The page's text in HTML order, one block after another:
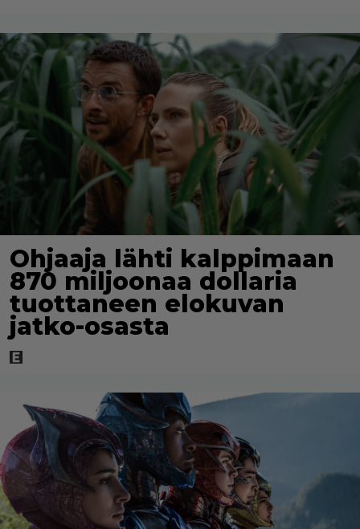
Ohjaaja lähti kalppimaan
870 miljoonaa dollaria
tuottaneen elokuvan
jatko-osasta